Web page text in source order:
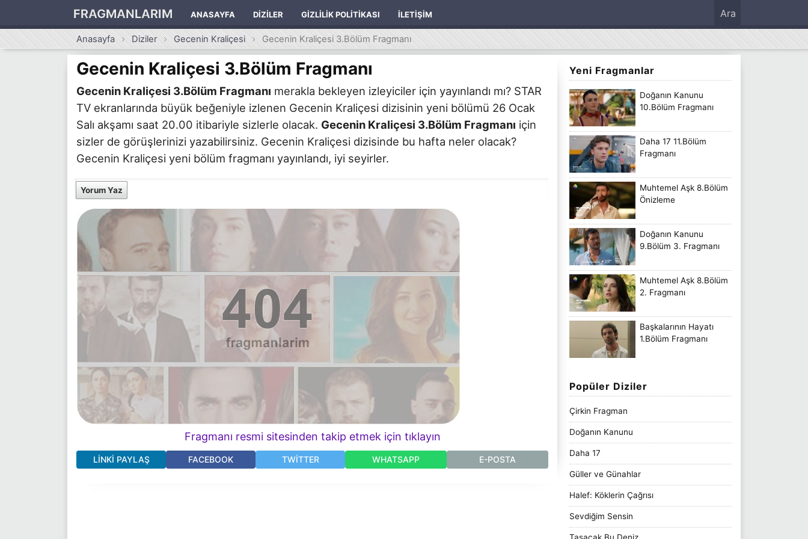
FRAGMANLARIM ANASAYFA DIZILER GIZLILIK POLITIKASI İLETIŞIM Ara
Anasayfa Diziler Gecenin Kraliçesi Gecenin Kraliçesi 3.Bölüm Fragmanı
Gecenin Kraliçesi 3.Bölüm Fragmanı
Gecenin Kraliçesi 3.Bölüm Fragmanı merakla bekleyen izleyiciler için yayınlandı mı? STAR
TV ekranlarında büyük beğeniyle izlenen Gecenin Kraliçesi dizisinin yeni bölümü 26 Ocak
Salı akşamı saat 20.00 itibariyle sizlerle olacak. Gecenin Kraliçesi 3.Bölüm Fragmanı için
sizler de görüşlerinizi yazabilirsiniz. Gecenin Kraliçesi dizisinde bu hafta neler olacak?
Gecenin Kraliçesi yeni bölüm fragmanı yayınlandı, iyi seyirler.
Yorum Yaz
Fragmanı resmi sitesinden takip etmek için tıklayın
LINKI PAYLAŞ FACEBOOK TWITTER WHATSAPP E-POSTA
Yeni Fragmanlar
Doğanın Kanunu
10.Bölüm Fragmanı
Daha 17 11.Bölüm
Fragmanı
Muhtemel Aşk 8.Bölüm
Önizleme
Doğanın Kanunu
9.Bölüm 3. Fragmanı
Muhtemel Aşk 8.Bölüm
2. Fragmanı
Başkalarının Hayatı
1.Bölüm Fragmanı
Popüler Diziler
Çirkin Fragman
Doğanın Kanunu
Daha 17
Güller ve Günahlar
Halef: Köklerin Çağrısı
Sevdiğim Sensin
Taşacak Bu Deniz